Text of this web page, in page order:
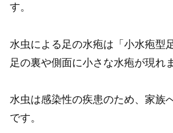
す。
水虫による足の水疱は「小水疱型
足の裏や側面に小さな水疱が現れ
水虫は感染性の疾患のため、家族
です。